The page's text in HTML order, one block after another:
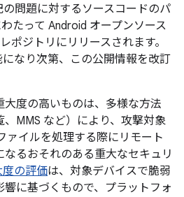
問題に対するソースコードのパ
たって Android オープンソース
ポジトリにリリースされます。
なり次第、この公開情報を改訂
度の高いものは、多様な方法
、MMS など）により、攻撃対象
ァイルを処理する際にリモート
るおそれのある重大なセキュリ
度の評価は、対象デバイスで脆弱
に基づくもので、プラットフォ